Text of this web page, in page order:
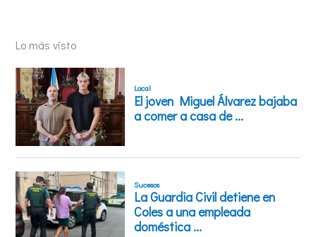
Lo más visto